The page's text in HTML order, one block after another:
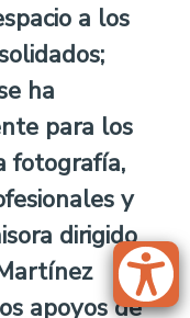
a los
ha
para los
fotografía,
y
dirigido
apoyos de